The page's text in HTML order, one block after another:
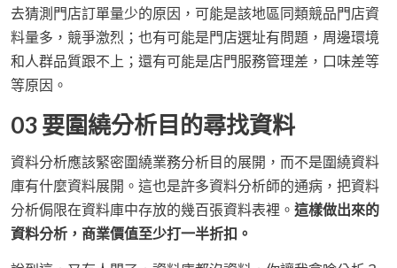
去猜測門店訂單量少的原因，可能是該地區同類競品門店資
料量多，競爭激烈；也有可能是門店選址有問題，周邊環境
和人群品質跟不上；還有可能是店門服務管理差，口味差等
等原因。
03 要圍繞分析目的尋找資料
資料分析應該緊密圍繞業務分析目的展開，而不是圍繞資料
庫有什麼資料展開。這也是許多資料分析師的通病，把資料
分析侷限在資料庫中存放的幾百張資料表裡。 這樣做出來的
資料分析，商業價值至少打一半折扣。